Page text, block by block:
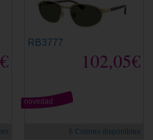
RB3777
102,05€
novedad
6 Colores disponibles